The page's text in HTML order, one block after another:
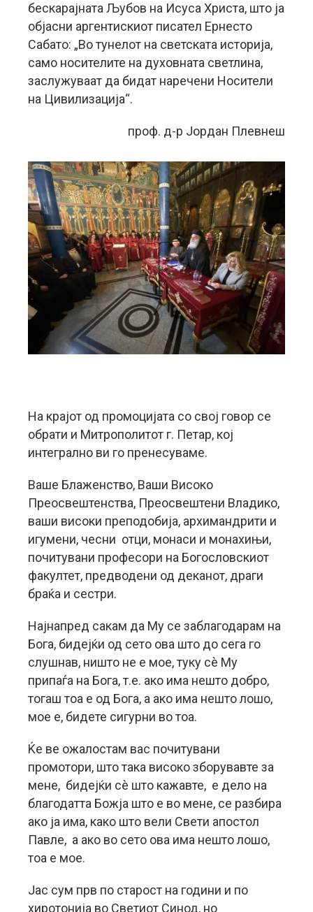
бескарајната Љубов на Исуса Христа, што ја
објасни аргентискиот писател Ернесто
Сабато: „Во тунелот на светската историја,
само носителите на духовната светлина,
заслужуваат да бидат наречени Носители
на Цивилизација“.
проф. д-р Јордан Плевнеш
На крајот од промоцијата со свој говор се
обрати и Митрополитот г. Петар, кој
интегрално ви го пренесуваме.
Ваше Блаженство, Ваши Високо
Преосвештенства, Преосвештени Владико,
ваши високи преподобија, архимандрити и
игумени, чесни отци, монаси и монахињи,
почитувани професори на Богословскиот
факултет, предводени од деканот, драги
браќа и сестри.
Најнапред сакам да Му се заблагодарам на
Бога, бидејќи од сето ова што до сега го
слушнав, ништо не е мое, туку сè Му
припаѓа на Бога, т.е. ако има нешто добро,
тогаш тоа е од Бога, а ако има нешто лошо,
мое е, бидете сигурни во тоа.
Ќе ве ожалостам вас почитувани
промотори, што така високо зборувавте за
мене, бидејќи сè што кажавте, е дело на
благодатта Божја што е во мене, се разбира
ако ја има, како што вели Свети апостол
Павле, а ако во сето ова има нешто лошо,
тоа е мое.
Јас сум прв по старост на години и по
хиротонија во Светиот Синод, но